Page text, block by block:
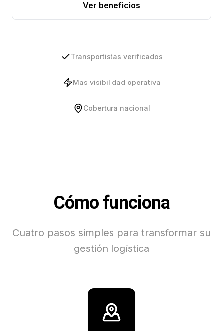
Ver beneficios
Transportistas verificados
Mas visibilidad operativa
Cobertura nacional
Cómo funciona
Cuatro pasos simples para transformar su
gestión logística